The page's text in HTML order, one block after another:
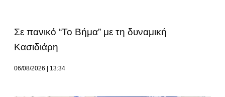
Σε πανικό “Το Βήμα” με τη δυναμική
Κασιδιάρη
06/08/2026 13:34